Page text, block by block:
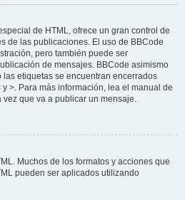
de HTML, ofrece un gran control de
de las publicaciones. El uso de BBCode
pero también puede ser
de mensajes. BBCode asimismo
etiquetas se encuentran encerrados
>. Para más información, lea el manual de
que va a publicar un mensaje.
Muchos de los formatos y acciones que
pueden ser aplicados utilizando